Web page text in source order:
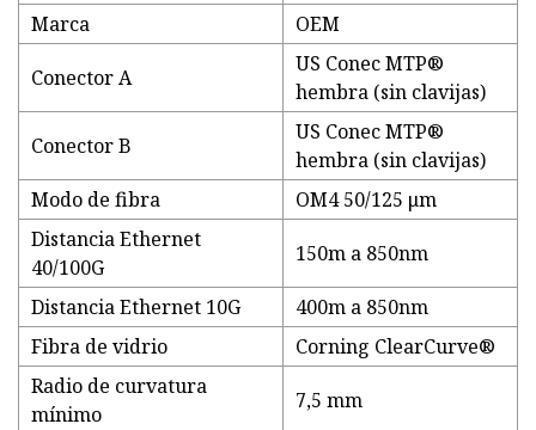
Marca
OEM
Conector A
US Conec MTP®
hembra (sin clavijas)
Conector B
US Conec MTP®
hembra (sin clavijas)
Modo de fibra
OM4 50/125 μm
Distancia Ethernet
40/100G
150m a 850nm
Distancia Ethernet 10G
400m a 850nm
Fibra de vidrio
Corning ClearCurve®
Radio de curvatura
mínimo
7,5 mm